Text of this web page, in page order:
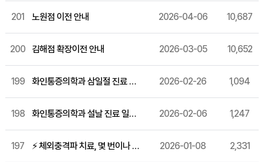
201 노원점 이전 안내 2026-04-06 10,687
200 김해점 확장이전 안내 2026-03-05 10,652
199 화인통증의학과 삼일절 진료 일정 안내 2026-02-26 1,094
198 화인통증의학과 설날 진료 일정 안내 2026-02-06 1,247
197 ⚡ 체외충격파 치료, 몇 번이나 받아야 효과적일까요? 2026-01-08 2,331